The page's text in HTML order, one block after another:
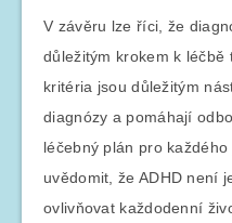
V závěru lze říci, že
důležitým krokem k léčbě
kritéria jsou důležitým
diagnózy a pomáhají
léčebný plán pro
uvědomit, že ADHD není
ovlivňovat každodenní